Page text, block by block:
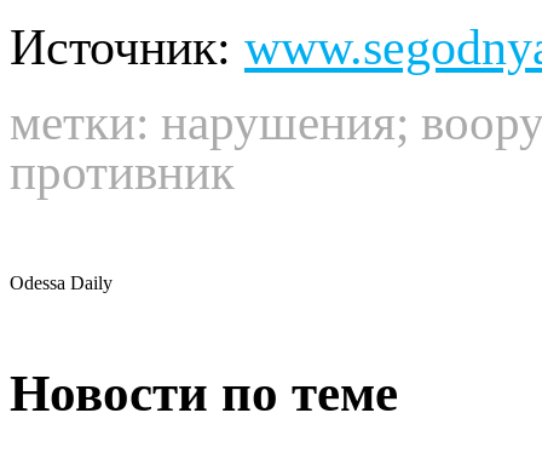
Источник:
метки: нарушения;
противник
Odessa Daily
Новости по теме